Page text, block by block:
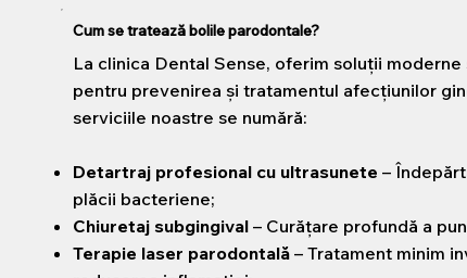
Cum se tratează bolile parodontale?
La clinica Dental Sense, oferim soluții
pentru prevenirea și tratamentul afecțiunilor
serviciile noastre se numără:
Detartraj profesional cu ultrasunete –
plăcii bacteriene;
Chiuretaj subgingival– Curățare profundă a
Terapie laser parodontală– Tratament minim